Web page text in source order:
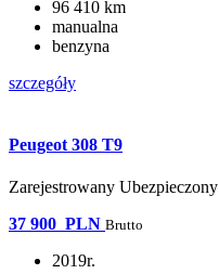
96 410 km
manualna
benzyna
szczegóły
Peugeot 308 T9
Zarejestrowany Ubezpieczony
37 900 PLN Brutto
2019r.